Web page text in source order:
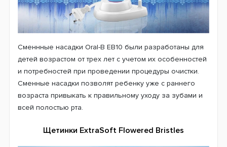
В возрасте 6-7 лет у ребенка прорезываются первые
постоянные зубы. В области фиссур (это такие
естественные рельефные бороздки на коронке зуба)
бороздках очень часто остается невычищенная еда.
Конечно, бактериям есть чем полакомиться. А
поскольку эмаль еще достаточно нежная то это очень
быстро приводит к развитию кариеса. Именно поэтому
и были разработаны выступающие щетинки, чтобы
эффективно бороться с остатками застрявшей пищи и
зубным налетом.